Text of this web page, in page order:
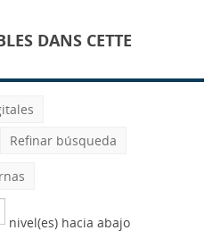
DANS CETTE
Refinar búsqueda
nivel(es) hacia abajo